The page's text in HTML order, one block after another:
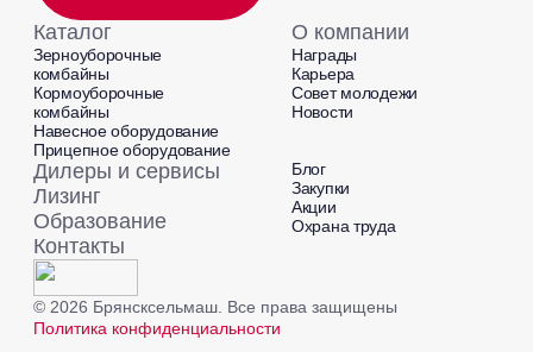
Каталог
Зерноуборочные
комбайны
Кормоуборочные
комбайны
Навесное оборудование
Прицепное оборудование
О компании
Награды
Карьера
Совет молодежи
Новости
Блог
Закупки
Акции
Охрана труда
Дилеры и сервисы
Лизинг
Образование
Контакты
© 2026 Брянсксельмаш. Все права защищены
Политика конфиденциальности